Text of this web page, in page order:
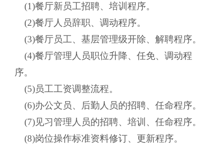
(1)餐厅新员工招聘、培训程序。
(2)餐厅人员辞职、调动程序。
(3)餐厅员工、基层管理级开除、解聘程序。
(4)餐厅管理人员职位升降、任免、调动程
序。
(5)员工工资调整流程。
(6)办公文员、后勤人员的招聘、任命程序。
(7)见习管理人员的招聘、培训、任命程序。
(8)岗位操作标准资料修订、更新程序。